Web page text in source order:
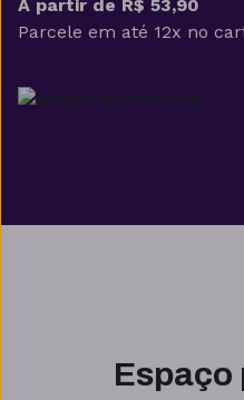
A partir de R$ 53,90
Parcele em até 12x no
Espaço